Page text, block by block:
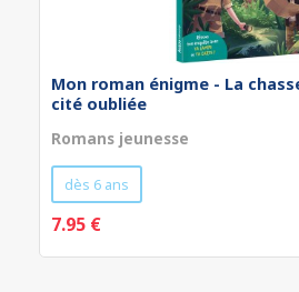
Mon roman énigme - La
cité oubliée
Romans jeunesse
dès 6 ans
7.95 €